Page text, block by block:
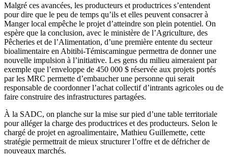
Malgré ces avancées, les producteurs et productrices s’entendent
pour dire que le peu de temps qu’ils et elles peuvent consacrer à
Manger local empêche le projet d’atteindre son plein potentiel. On
espère que la conclusion, avec le ministère de l’Agriculture, des
Pêcheries et de l’Alimentation, d’une première entente du secteur
bioalimentaire en Abitibi-Témiscamingue permettra de donner une
nouvelle impulsion à l’initiative. Les gens du milieu aimeraient par
exemple que l’enveloppe de 450 000 $ réservée aux projets portés
par les MRC permette d’embaucher une personne qui serait
responsable de coordonner l’achat collectif d’intrants agricoles ou de
faire construire des infrastructures partagées.
À la SADC, on planche sur la mise sur pied d’une table territoriale
pour alléger la charge des productrices et des producteurs. Selon le
chargé de projet en agroalimentaire, Mathieu Guillemette, cette
stratégie permettrait de mieux structurer l’offre et de défricher de
nouveaux marchés.